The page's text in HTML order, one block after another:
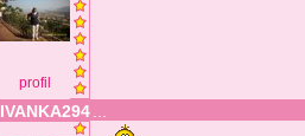
profil
IVANKA294